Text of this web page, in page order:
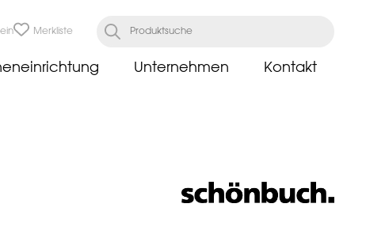
Merkliste
Unternehmen Kontakt